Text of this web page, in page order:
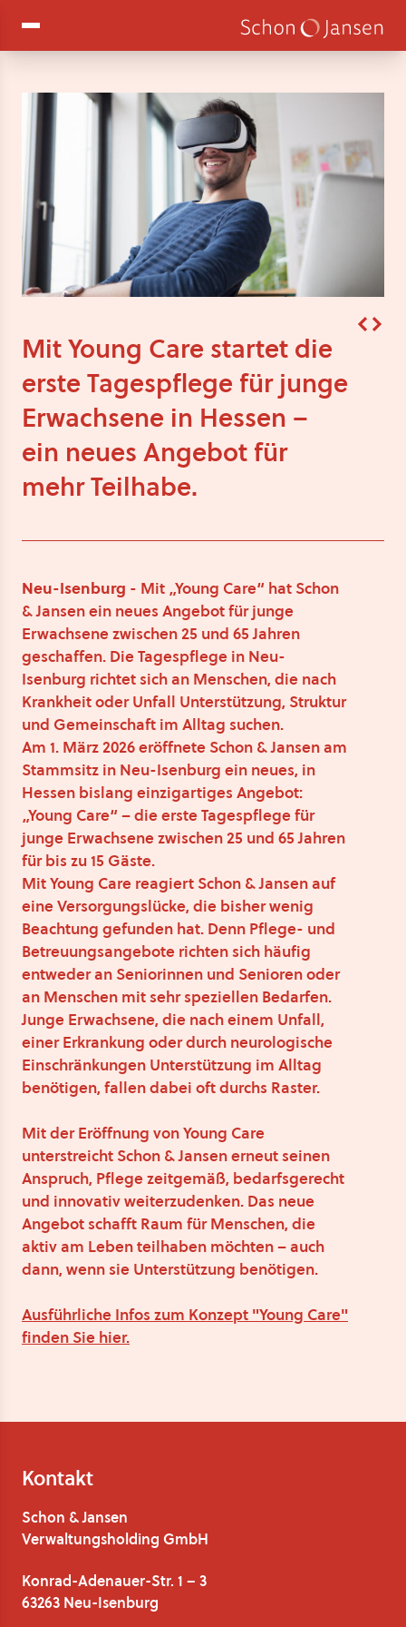
Mit Young Care startet die
erste Tagespflege für junge
Erwachsene in Hessen –
ein neues Angebot für
mehr Teilhabe.
Neu-Isenburg - Mit „Young Care“ hat Schon
& Jansen ein neues Angebot für junge
Erwachsene zwischen 25 und 65 Jahren
geschaffen. Die Tagespflege in Neu-
Isenburg richtet sich an Menschen, die nach
Krankheit oder Unfall Unterstützung, Struktur
und Gemeinschaft im Alltag suchen.
Am 1. März 2026 eröffnete Schon & Jansen am
Stammsitz in Neu-Isenburg ein neues, in
Hessen bislang einzigartiges Angebot:
„Young Care“ – die erste Tagespflege für
junge Erwachsene zwischen 25 und 65 Jahren
für bis zu 15 Gäste.
Mit Young Care reagiert Schon & Jansen auf
eine Versorgungslücke, die bisher wenig
Beachtung gefunden hat. Denn Pflege- und
Betreuungsangebote richten sich häufig
entweder an Seniorinnen und Senioren oder
an Menschen mit sehr speziellen Bedarfen.
Junge Erwachsene, die nach einem Unfall,
einer Erkrankung oder durch neurologische
Einschränkungen Unterstützung im Alltag
benötigen, fallen dabei oft durchs Raster.
Mit der Eröffnung von Young Care
unterstreicht Schon & Jansen erneut seinen
Anspruch, Pflege zeitgemäß, bedarfsgerecht
und innovativ weiterzudenken. Das neue
Angebot schafft Raum für Menschen, die
aktiv am Leben teilhaben möchten – auch
dann, wenn sie Unterstützung benötigen.
Ausführliche Infos zum Konzept "Young Care"
finden Sie hier.
Kontakt
Schon & Jansen
Verwaltungsholding GmbH
Konrad-Adenauer-Str. 1 – 3
63263 Neu-Isenburg